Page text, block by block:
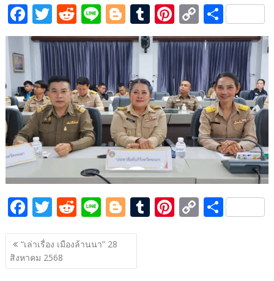
F
ac
e
b
o
o
k
T
w
itt
er
R
e
d
di
t
Li
n
e
Bl
o
g
g
er
T
u
m
bl
r
Pi
nt
er
e
st
C
o
p
y
Li
n
k
S
h
ar
e
F
ac
e
b
T
w
itt
er
R
e
d
di
Li
n
e
Bl
o
g
T Pi C S
แนะแนว
เรื่อง
“เล่าเรื่อง เมืองล้านนา” 28
สิงหาคม 2568